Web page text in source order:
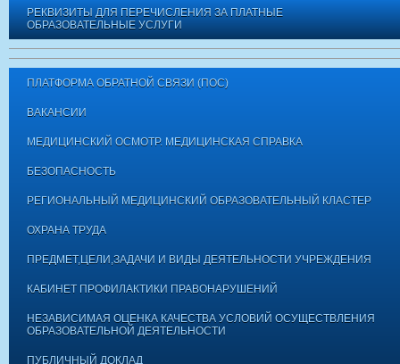
РЕКВИЗИТЫ ДЛЯ ПЕРЕЧИСЛЕНИЯ ЗА ПЛАТНЫЕ
ОБРАЗОВАТЕЛЬНЫЕ УСЛУГИ
ПЛАТФОРМА ОБРАТНОЙ СВЯЗИ (ПОС)
ВАКАНСИИ
МЕДИЦИНСКИЙ ОСМОТР. МЕДИЦИНСКАЯ СПРАВКА
БЕЗОПАСНОСТЬ
РЕГИОНАЛЬНЫЙ МЕДИЦИНСКИЙ ОБРАЗОВАТЕЛЬНЫЙ КЛАСТЕР
ОХРАНА ТРУДА
ПРЕДМЕТ,ЦЕЛИ,ЗАДАЧИ И ВИДЫ ДЕЯТЕЛЬНОСТИ УЧРЕЖДЕНИЯ
КАБИНЕТ ПРОФИЛАКТИКИ ПРАВОНАРУШЕНИЙ
НЕЗАВИСИМАЯ ОЦЕНКА КАЧЕСТВА УСЛОВИЙ ОСУЩЕСТВЛЕНИЯ
ОБРАЗОВАТЕЛЬНОЙ ДЕЯТЕЛЬНОСТИ
ПУБЛИЧНЫЙ ДОКЛАД